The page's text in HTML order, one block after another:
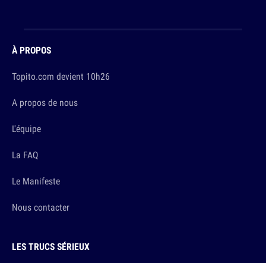
À PROPOS
Topito.com devient 10h26
A propos de nous
L'équipe
La FAQ
Le Manifeste
Nous contacter
LES TRUCS SÉRIEUX